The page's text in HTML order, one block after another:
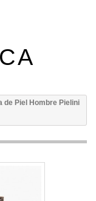
de Piel Hombre Pielini